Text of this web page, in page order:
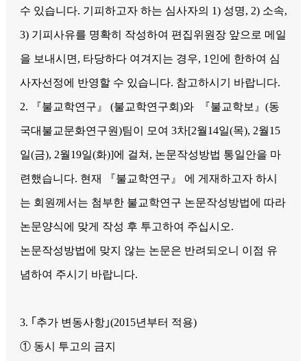
수 있습니다. 기피하고자 하는 심사자의 1) 성명, 2) 소속,
3) 기피사유를 명확히 작성하여 편집위원장 앞으로 메일
을 보내시면, 타당하다 여겨지는 경우, 1인에 한하여 심
사자선정에 반영할 수 있습니다. 참고하시기 바랍니다.
2. 『불교학연구 』 (불교학연구회)와 『불교학보』 (동
국대불교문화연구원)팀이 모여 3차[2월14일(목), 2월15
일(금), 2월19일(화)]에 걸쳐, 논문작성방법 통일안을 마
련했습니다. 현재 『불교학연구 』 에 게재하고자 하시
는 회원께서는 첨부한 불교학연구 논문작성방법에 따라
논문양식에 맞게 작성 후 투고하여 주십시오.
논문작성방법에 맞지 않는 논문은 반려되오니 이점 유
념하여 주시기 바랍니다.
3. ｢추가 변동사항｣(2015년부터 적용)
① 동시 투고의 금지